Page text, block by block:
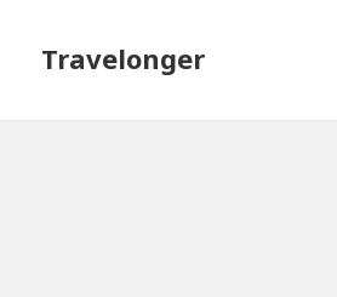
Travelonger